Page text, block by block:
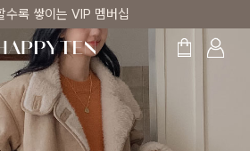
시즌오프 UP TO 87%